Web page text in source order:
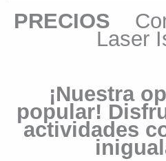
PRECIOS
Laser
¡Nuestra
popular!
actividades